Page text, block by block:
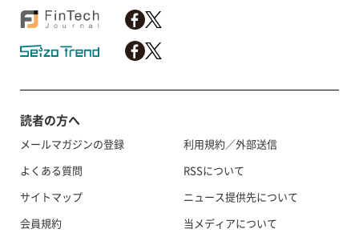
読者の方へ
メールマガジンの登録
よくある質問
サイトマップ
会員規約
利用規約／外部送信
RSSについて
ニュース提供先について
当メディアについて